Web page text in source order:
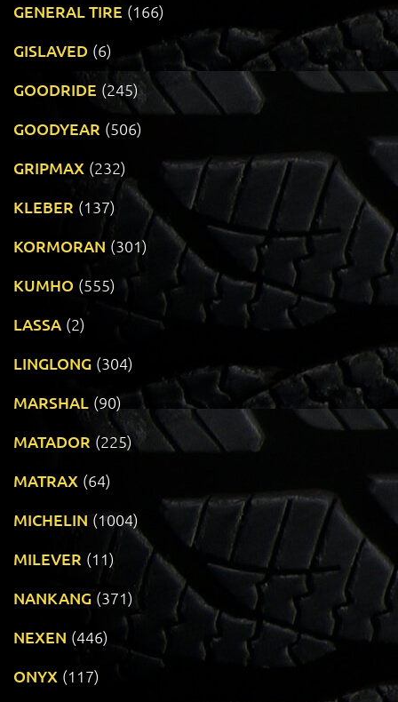
GENERAL TIRE (166)
GISLAVED (6)
GOODRIDE (245)
GOODYEAR (506)
GRIPMAX (232)
KLEBER (137)
KORMORAN (301)
KUMHO (555)
LASSA (2)
LINGLONG (304)
MARSHAL (90)
MATADOR (225)
MATRAX (64)
MICHELIN (1004)
MILEVER (11)
NANKANG (371)
NEXEN (446)
ONYX (117)